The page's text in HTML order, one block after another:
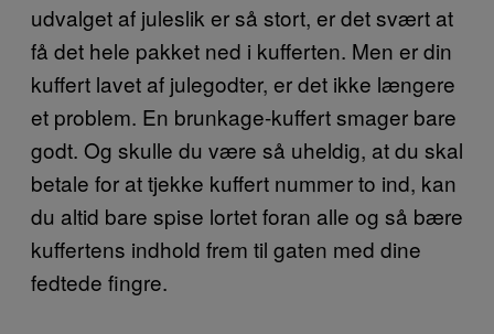
udvalget af juleslik er så stort, er det svært at
få det hele pakket ned i kufferten. Men er din
kuffert lavet af julegodter, er det ikke længere
et problem. En brunkage-kuffert smager bare
godt. Og skulle du være så uheldig, at du skal
betale for at tjekke kuffert nummer to ind, kan
du altid bare spise lortet foran alle og så bære
kuffertens indhold frem til gaten med dine
fedtede fingre.